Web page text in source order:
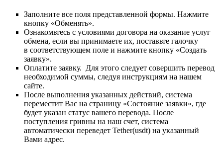
Заполните все поля представленной формы. Нажмите
кнопку «Обменять».
Ознакомьтесь с условиями договора на оказание услуг
обмена, если вы принимаете их, поставьте галочку
в соответствующем поле и нажмите кнопку «Создать
заявку».
Оплатите заявку. Для этого следует совершить перевод
необходимой суммы, следуя инструкциям на нашем
сайте.
После выполнения указанных действий, система
переместит Вас на страницу «Состояние заявки», где
будет указан статус вашего перевода. После
поступления гривны на наш счет, система
автоматически переведет Tether(usdt) на указанный
Вами адрес.